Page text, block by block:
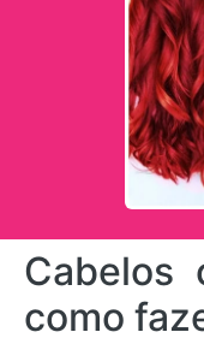
Cabelos
como